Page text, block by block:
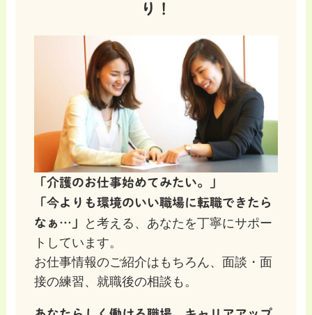
り！
「介護のお仕事始めてみたい。」
「今よりも環境のいい職場に転職できたら
なぁ…」
と考える、あなたを丁寧にサポー
トしています。
お仕事情報のご紹介はもちろん、面談・面
接の練習、就職後の相談も。